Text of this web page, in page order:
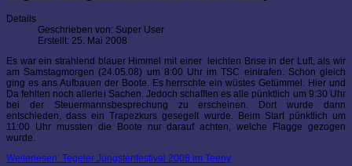
Details
Geschrieben von: Super User
Erstellt: 25. Mai 2008
Es war ein strahlend blauer Himmel mit einer leichten Brise in der Luft, als wir
am Samstagmorgen (24.05.08) um 8:00 Uhr im TSC eintrafen. Schon gleich
ging es ans Aufbauen der Boote. Es herrschte ein wüstes Getümmel. Hier und
Da fehlten noch allerlei Sachen. Jedoch schafften es alle pünktlich um 9:30 Uhr
bei der Steuermannsbesprechung zu erscheinen. Dort wurde dann
entschieden, dass ein Trapezkurs gesegelt wurde. Beim Start pünktlich um
11:00 Uhr mussten die Boote nur darauf achten, welche Flagge gezogen
wurde.
Weiterlesen: Tegeler Jüngstenfestival 2008 im Teeny